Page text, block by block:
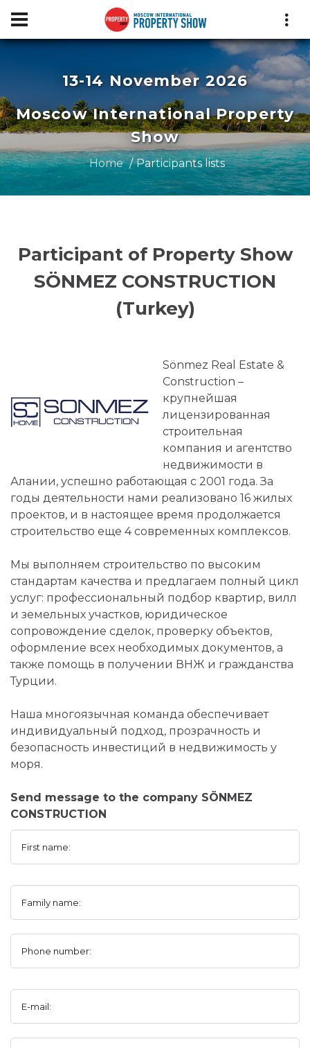
13-14 November 2026
Moscow International Property
Show
Home Participants lists
Participant of Property Show
SÖNMEZ CONSTRUCTION
(Turkey)
Sönmez Real Estate &
Construction –
крупнейшая
лицензированная
строительная
компания и агентство
недвижимости в
Алании, успешно работающая с 2001 года. За
годы деятельности нами реализовано 16 жилых
проектов, и в настоящее время продолжается
строительство еще 4 современных комплексов.
Мы выполняем строительство по высоким
стандартам качества и предлагаем полный цикл
услуг: профессиональный подбор квартир, вилл
и земельных участков, юридическое
сопровождение сделок, проверку объектов,
оформление всех необходимых документов, а
также помощь в получении ВНЖ и гражданства
Турции.
Наша многоязычная команда обеспечивает
индивидуальный подход, прозрачность и
безопасность инвестиций в недвижимость у
моря.
Send message to the company SÖNMEZ
CONSTRUCTION
First name:
Family name:
Phone number:
E-mail: